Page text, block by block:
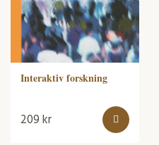
Interaktiv forskning
209kr